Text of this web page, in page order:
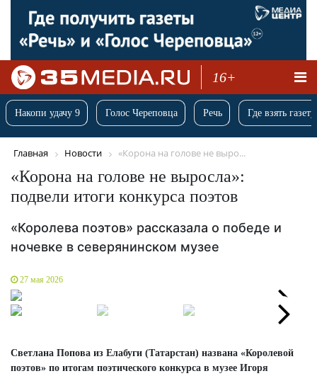
16+
Накопи удачу 9 Голос Череповца Речь Где взять
Главная Новости «Корона на голове не выро...
«Корона на голове не выросла»:
подвели итоги конкурса поэтов
«Королева поэтов» рассказала о победе и
ночевке в северянинском музее
27 мая 2026
Next
Светлана Попова из Елабуги (Татарстан) названа «Королевой
поэтов» по итогам поэтического конкурса в музее Игоря